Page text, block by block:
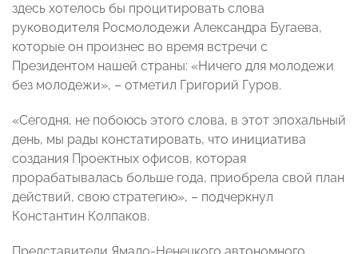
здесь хотелось бы процитировать слова
руководителя Росмолодежи Александра Бугаева,
которые он произнес во время встречи с
Президентом нашей страны: «Ничего для молодежи
без молодежи», – отметил Григорий Гуров.
«Сегодня, не побоюсь этого слова, в этот эпохальный
день, мы рады констатировать, что инициатива
создания Проектных офисов, которая
прорабатывалась больше года, приобрела свой план
действий, свою стратегию», – подчеркнул
Константин Колпаков.